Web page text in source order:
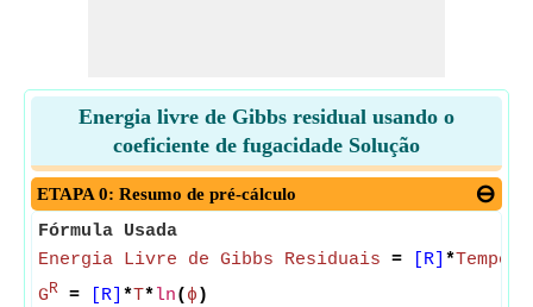
Energia livre de Gibbs residual usando o
coeficiente de fugacidade Solução
ETAPA 0: Resumo de pré-cálculo
Fórmula Usada
Energia Livre de Gibbs Residuais = [R] *
GR = [R] *T*ln( ϕ )